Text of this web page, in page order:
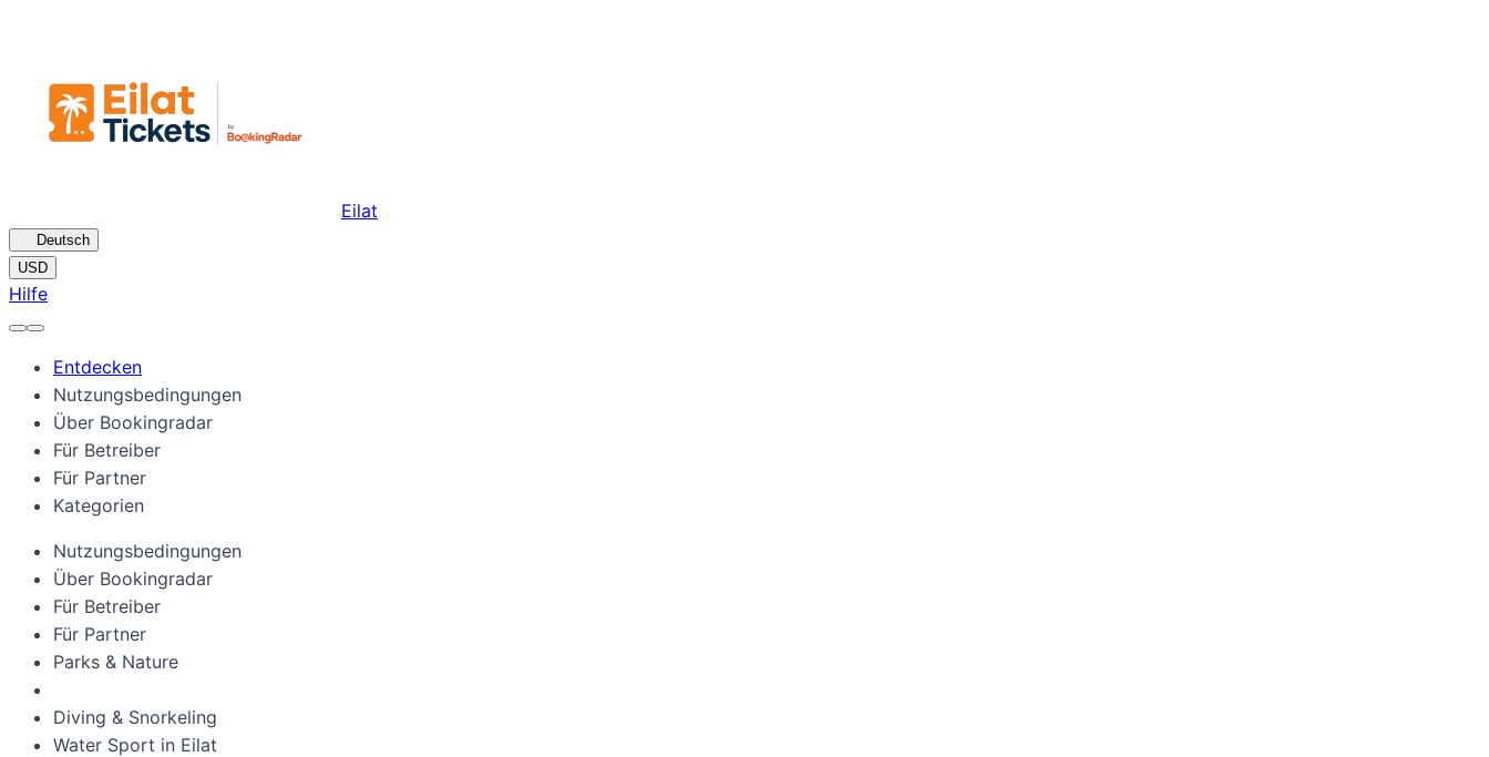
Eilat
Deutsch
USD
Hilfe
Entdecken
Nutzungsbedingungen
Über Bookingradar
Für Betreiber
Für Partner
Kategorien
Nutzungsbedingungen
Über Bookingradar
Für Betreiber
Für Partner
Parks & Nature
Diving & Snorkeling
Water Sport in Eilat